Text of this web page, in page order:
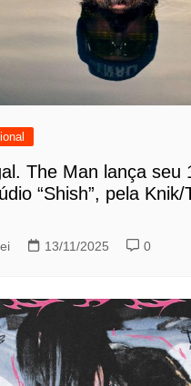
The Man lança seu
“Shish”, pela Knik/
13/11/2025 0